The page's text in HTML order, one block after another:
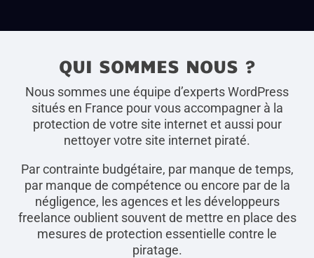
QUI SOMMES NOUS ?
Nous sommes une équipe d’experts WordPress
situés en France pour vous accompagner à la
protection de votre site internet et aussi pour
nettoyer votre site internet piraté.
Par contrainte budgétaire, par manque de temps,
par manque de compétence ou encore par de la
négligence, les agences et les développeurs
freelance oublient souvent de mettre en place des
mesures de protection essentielle contre le
piratage.